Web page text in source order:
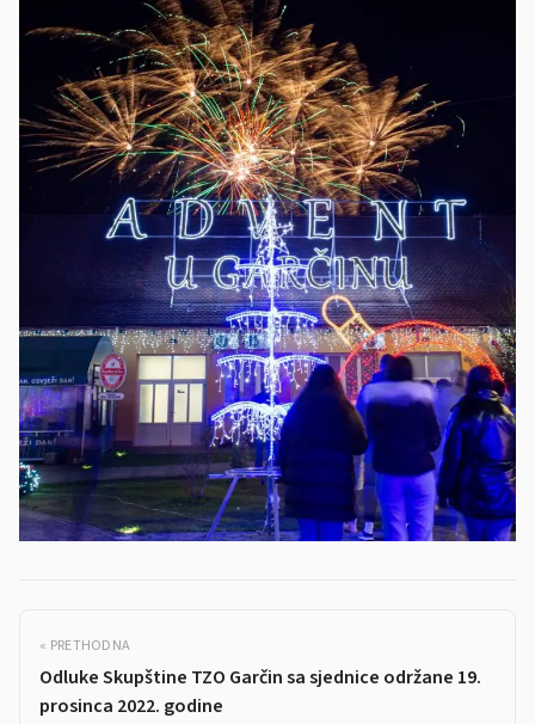
« PRETHODNA
Odluke Skupštine TZO Garčin sa sjednice održane 19.
prosinca 2022. godine